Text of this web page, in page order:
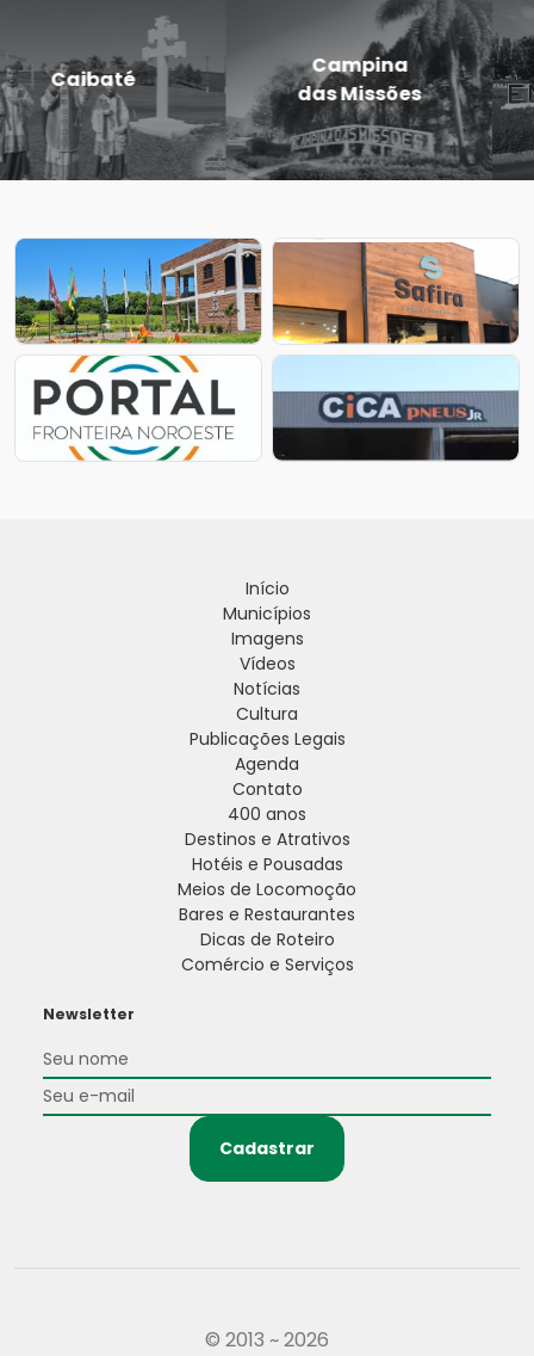
Entre-Ijuís
Eugênio de
Castro
Início
Municípios
Imagens
Vídeos
Notícias
Cultura
Publicações Legais
Agenda
Contato
400 anos
Destinos e Atrativos
Hotéis e Pousadas
Meios de Locomoção
Bares e Restaurantes
Dicas de Roteiro
Comércio e Serviços
Newsletter
Cadastrar
© 2013 ~ 2026